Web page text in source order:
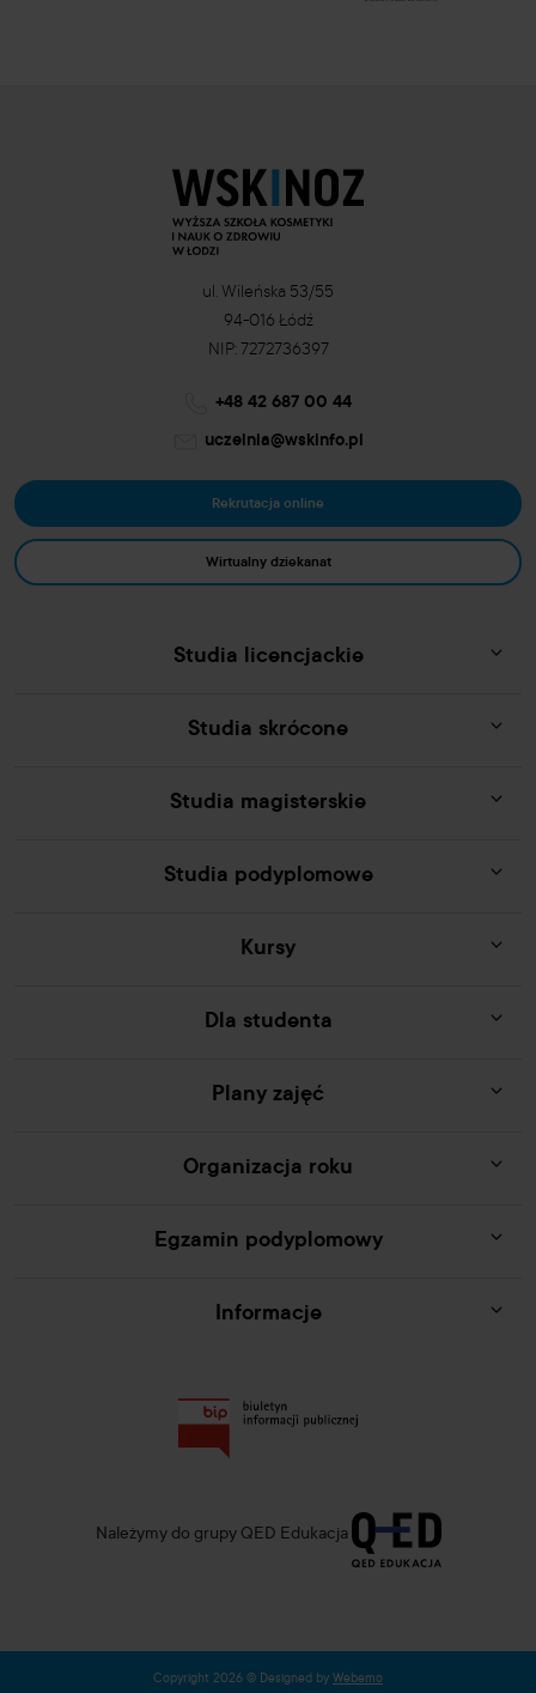
ul. Wileńska 53/55
94-016 Łódź
NIP: 7272736397
+48 42 687 00 44
uczelnia@wskinfo.pl
Rekrutacja online
Wirtualny dziekanat
Studia licencjackie
Studia skrócone
Studia magisterskie
Studia podyplomowe
Kursy
Dla studenta
Plany zajęć
Organizacja roku
Egzamin podyplomowy
Informacje
Należymy do grupy QED Edukacja
Copyright 2026 © Designed by Webemo